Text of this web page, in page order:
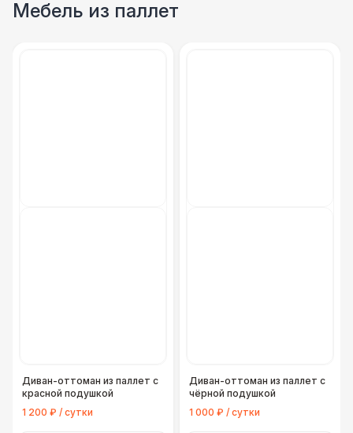
Мебель из паллет
Диван-оттоман из паллет с
красной подушкой
1 200 ₽ / сутки
Диван-оттоман из паллет с
чёрной подушкой
1 000 ₽ / сутки